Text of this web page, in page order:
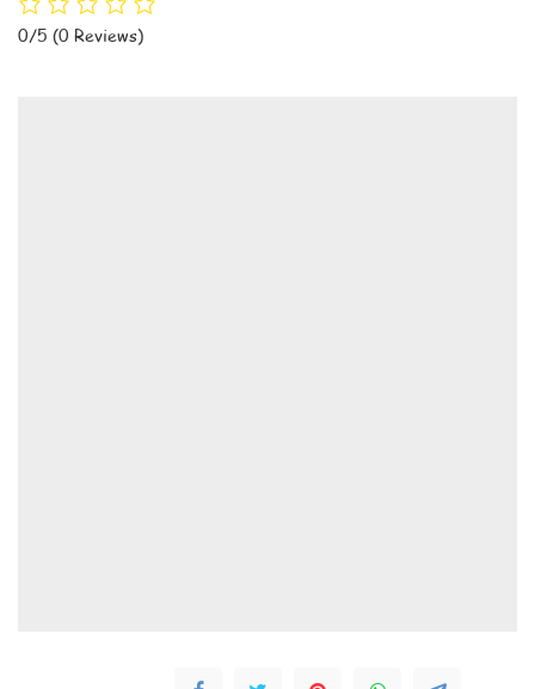
0/5 (0 Reviews)